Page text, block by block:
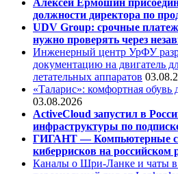
должности директора по
UDV Group: срочные
нужно проверять через
Инженерный центр УрФУ
документацию на двигатель
летательных аппаратов
«Таларис»: комфортная обувь
03.08.2026
ActiveCloud запустил в
инфраструктуры по
ГИГАНТ — Компьютерные
киберрисков на российском
Каналы о Шри-Ланке и чаты в